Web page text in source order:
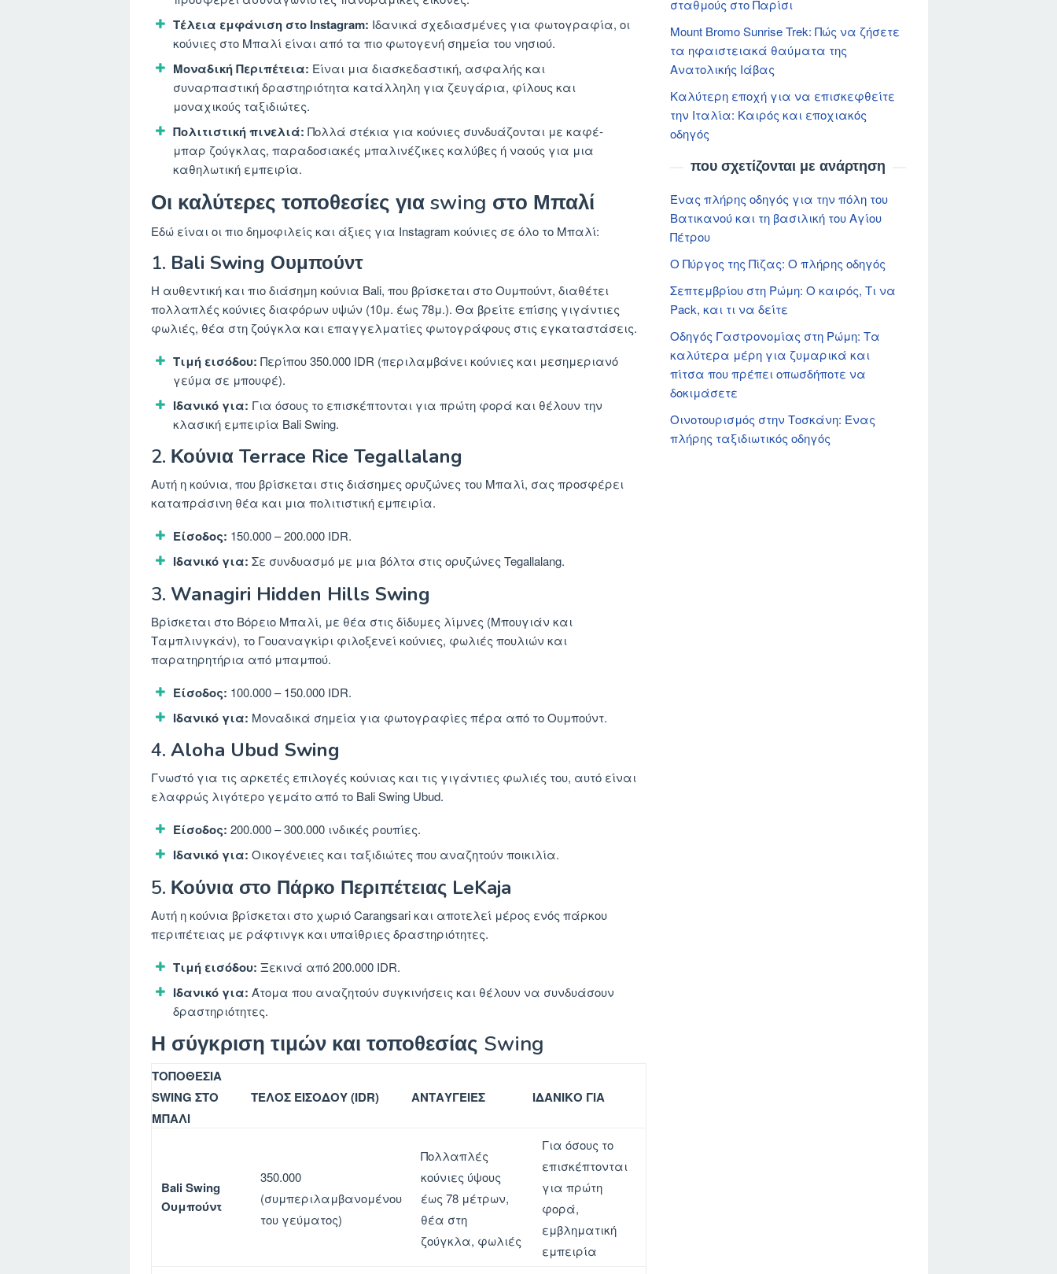
Τέλεια εμφάνιση στο Instagram: Ιδανικά σχεδιασμένες για φωτογραφία, οι
κούνιες στο Μπαλί είναι από τα πιο φωτογενή σημεία του νησιού.
Μοναδική Περιπέτεια: Είναι μια διασκεδαστική, ασφαλής και
συναρπαστική δραστηριότητα κατάλληλη για ζευγάρια, φίλους και
μοναχικούς ταξιδιώτες.
Πολιτιστική πινελιά: Πολλά στέκια για κούνιες συνδυάζονται με καφέ-
μπαρ ζούγκλας, παραδοσιακές μπαλινέζικες καλύβες ή ναούς για μια
καθηλωτική εμπειρία.
Οι καλύτερες τοποθεσίες για swing στο Μπαλί
Εδώ είναι οι πιο δημοφιλείς και άξιες για Instagram κούνιες σε όλο το Μπαλί:
1. Bali Swing Ουμπούντ
Η αυθεντική και πιο διάσημη κούνια Bali, που βρίσκεται στο Ουμπούντ, διαθέτει
πολλαπλές κούνιες διαφόρων υψών (10μ. έως 78μ.). Θα βρείτε επίσης γιγάντιες
φωλιές, θέα στη ζούγκλα και επαγγελματίες φωτογράφους στις εγκαταστάσεις.
Τιμή εισόδου: Περίπου 350.000 IDR (περιλαμβάνει κούνιες και μεσημεριανό
γεύμα σε μπουφέ).
Ιδανικό για: Για όσους το επισκέπτονται για πρώτη φορά και θέλουν την
κλασική εμπειρία Bali Swing.
2. Κούνια Terrace Rice Tegallalang
Αυτή η κούνια, που βρίσκεται στις διάσημες ορυζώνες του Μπαλί, σας προσφέρει
καταπράσινη θέα και μια πολιτιστική εμπειρία.
Είσοδος: 150.000 – 200.000 IDR.
Ιδανικό για: Σε συνδυασμό με μια βόλτα στις ορυζώνες Tegallalang.
3. Wanagiri Hidden Hills Swing
Βρίσκεται στο Βόρειο Μπαλί, με θέα στις δίδυμες λίμνες (Μπουγιάν και
Ταμπλινγκάν), το Γουαναγκίρι φιλοξενεί κούνιες, φωλιές πουλιών και
παρατηρητήρια από μπαμπού.
Είσοδος: 100.000 – 150.000 IDR.
Ιδανικό για: Μοναδικά σημεία για φωτογραφίες πέρα ​​από το Ουμπούντ.
4. Aloha Ubud Swing
Γνωστό για τις αρκετές επιλογές κούνιας και τις γιγάντιες φωλιές του, αυτό είναι
ελαφρώς λιγότερο γεμάτο από το Bali Swing Ubud.
Είσοδος: 200.000 – 300.000 ινδικές ρουπίες.
Ιδανικό για: Οικογένειες και ταξιδιώτες που αναζητούν ποικιλία.
5. Κούνια στο Πάρκο Περιπέτειας LeKaja
Αυτή η κούνια βρίσκεται στο χωριό Carangsari και αποτελεί μέρος ενός πάρκου
περιπέτειας με ράφτινγκ και υπαίθριες δραστηριότητες.
Τιμή εισόδου: Ξεκινά από 200.000 IDR.
Ιδανικό για: Άτομα που αναζητούν συγκινήσεις και θέλουν να συνδυάσουν
δραστηριότητες.
Η σύγκριση τιμών και τοποθεσίας Swing
ΤΟΠΟΘΕΣΊΑ
SWING ΣΤΟ
ΜΠΑΛΊ
ΤΈΛΟΣ ΕΙΣΌΔΟΥ (IDR) ΑΝΤΑΎΓΕΙΕΣ ΙΔΑΝΙΚΌ ΓΙΑ
Bali Swing
Ουμπούντ
350.000
(συμπεριλαμβανομένου
του γεύματος)
Πολλαπλές
κούνιες ύψους
έως 78 μέτρων,
θέα στη
ζούγκλα, φωλιές
Για όσους το
επισκέπτονται
για πρώτη
φορά,
εμβληματική
εμπειρία
σταθμούς στο Παρίσι
Mount Bromo Sunrise Trek: Πώς να ζήσετε
τα ηφαιστειακά θαύματα της
Ανατολικής Ιάβας
Καλύτερη εποχή για να επισκεφθείτε
την Ιταλία: Καιρός και εποχιακός
οδηγός
που σχετίζονται με ανάρτηση
Ένας πλήρης οδηγός για την πόλη του
Βατικανού και τη βασιλική του Αγίου
Πέτρου
Ο Πύργος της Πίζας: Ο πλήρης οδηγός
Σεπτεμβρίου στη Ρώμη: Ο καιρός, Τι να
Pack, και τι να δείτε
Οδηγός Γαστρονομίας στη Ρώμη: Τα
καλύτερα μέρη για ζυμαρικά και
πίτσα που πρέπει οπωσδήποτε να
δοκιμάσετε
Οινοτουρισμός στην Τοσκάνη: Ένας
πλήρης ταξιδιωτικός οδηγός